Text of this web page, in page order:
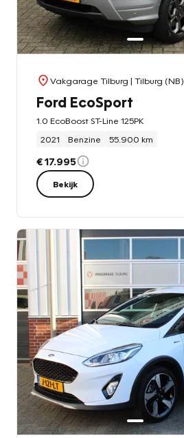
Vakgarage Tilburg | Tilburg (NB)
Ford EcoSport
1.0 EcoBoost ST-Line 125PK
2021
Benzine 55.900 km
€ 17.995
Bekijk